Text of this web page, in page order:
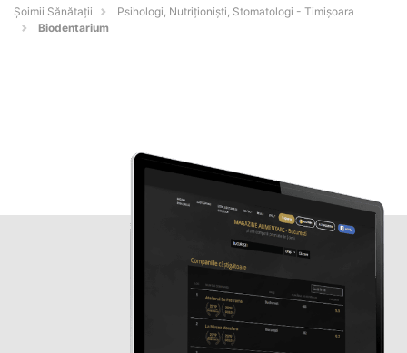
Şoimii Sănătații
Psihologi, Nutriționiști, Stomatologi - Timişoara
Biodentarium